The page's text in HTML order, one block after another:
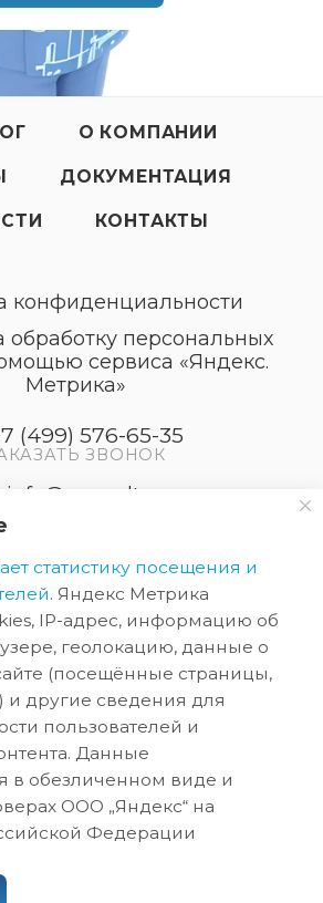
О КОМПАНИИ
ДОКУМЕНТАЦИЯ
КОНТАКТЫ
конфиденциальности
обработку персональных
сервиса «Яндекс.
Метрика»
(499) 576-65-35
ЗВОНОК
info@accordtec.ru
дом 41А, строение 1,
пом.22
Ваше внимание на то, что вся
на сайте, носит
характер и не является
офертой, определяемой
Статьи 437 (2) ГК РФ.
статистику посещения и
. Яндекс Метрика
IP-адрес, информацию об
геолокацию, данные о
(посещённые страницы,
и другие сведения для
пользователей и
Данные
в обезличенном виде и
ООО „Яндекс“ на
Федерации